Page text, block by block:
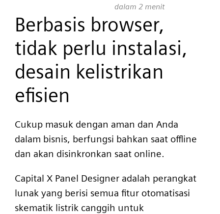
dalam 2 menit
Berbasis browser,
tidak perlu instalasi,
desain kelistrikan
efisien
Cukup masuk dengan aman dan Anda
dalam bisnis, berfungsi bahkan saat offline
dan akan disinkronkan saat online.
Capital X Panel Designer adalah perangkat
lunak yang berisi semua fitur otomatisasi
skematik listrik canggih untuk